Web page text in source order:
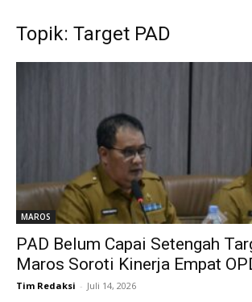
Topik: Target PAD
MAROS
PAD Belum Capai Setengah
Maros Soroti Kinerja Empat
Tim Redaksi - Juli 14, 2026